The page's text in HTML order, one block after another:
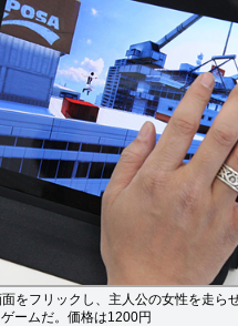
をフリックし、主人公の女性を走ら
ームだ。価格は1200円